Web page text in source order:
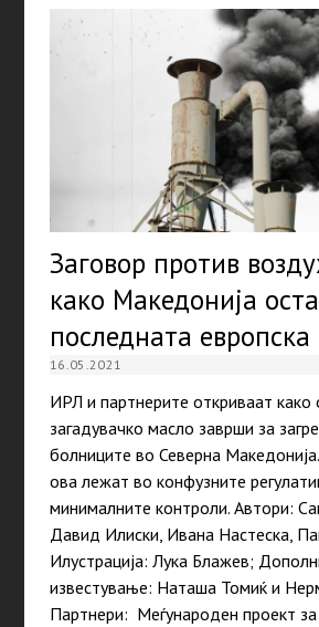
Заговор против
како Македонија
последната
16.05.2021
ИРЛ и партнерите откриваат како
загадувачко масло заврши за
болниците во Северна
ова лежат во конфузните
минималните контроли. Автори:
Давид Илиски, Ивана Настеска,
Илустрација: Лука Блажев;
известување: Наташа Томиќ и
Партнери: Меѓународен проект